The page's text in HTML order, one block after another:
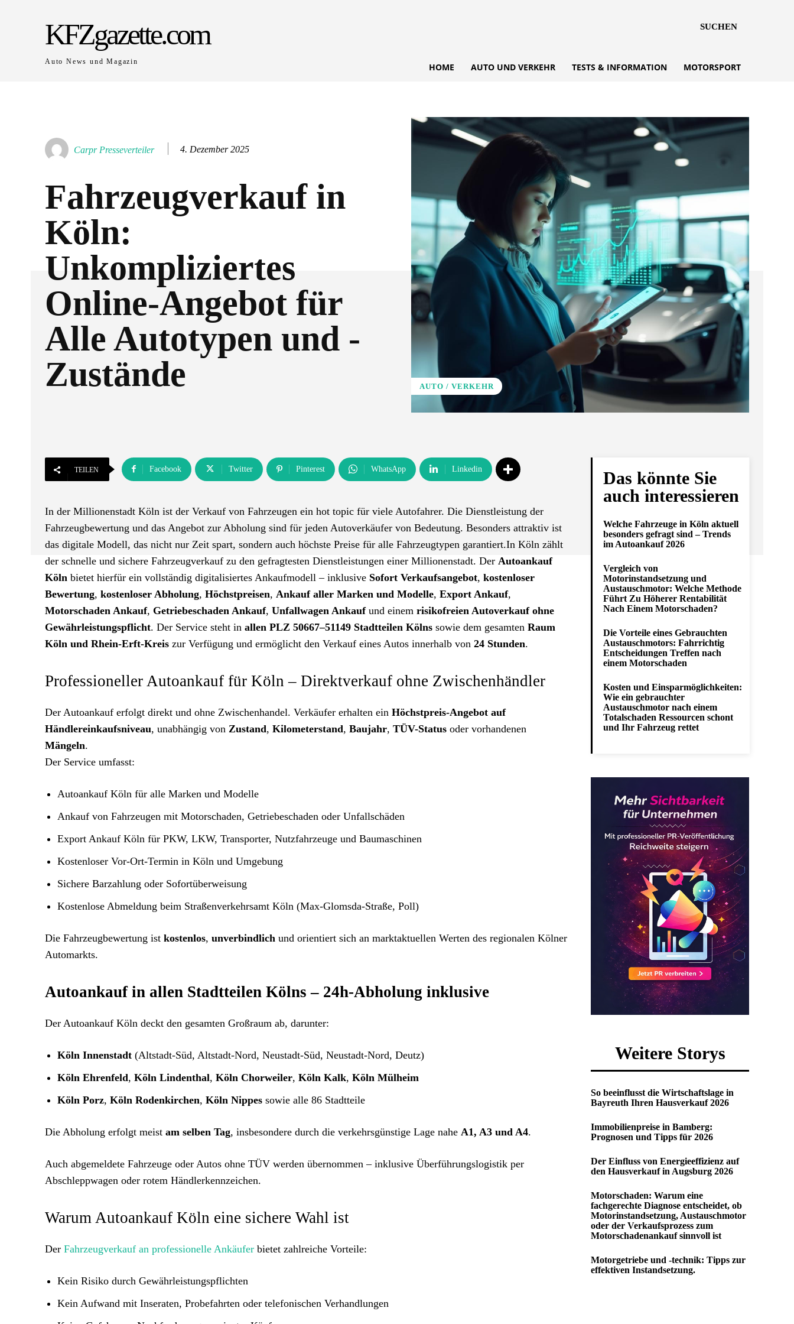
KFZgazette.com
Auto News und Magazin
SUCHEN
HOME AUTO UND VERKEHR TESTS & INFORMATION MOTORSPORT
Carpr Presseverteiler 4. Dezember 2025
Fahrzeugverkauf in
Köln:
Unkompliziertes
Online-Angebot für
Alle Autotypen und -
Zustände
AUTO / VERKEHR
TEILEN Facebook Twitter Pinterest WhatsApp Linkedin
In der Millionenstadt Köln ist der Verkauf von Fahrzeugen ein hot topic für viele Autofahrer. Die Dienstleistung der
Fahrzeugbewertung und das Angebot zur Abholung sind für jeden Autoverkäufer von Bedeutung. Besonders attraktiv ist
das digitale Modell, das nicht nur Zeit spart, sondern auch höchste Preise für alle Fahrzeugtypen garantiert.In Köln zählt
der schnelle und sichere Fahrzeugverkauf zu den gefragtesten Dienstleistungen einer Millionenstadt. Der Autoankauf
Köln bietet hierfür ein vollständig digitalisiertes Ankaufmodell – inklusive Sofort Verkaufsangebot, kostenloser
Bewertung, kostenloser Abholung, Höchstpreisen, Ankauf aller Marken und Modelle, Export Ankauf,
Motorschaden Ankauf, Getriebeschaden Ankauf, Unfallwagen Ankaufund einem risikofreien Autoverkauf ohne
Gewährleistungspflicht. Der Service steht in allen PLZ 50667–51149 Stadtteilen Kölns sowie dem gesamten Raum
Köln und Rhein-Erft-Kreis zur Verfügung und ermöglicht den Verkauf eines Autos innerhalb von 24 Stunden.
Professioneller Autoankauf für Köln – Direktverkauf ohne Zwischenhändler
Der Autoankauf erfolgt direkt und ohne Zwischenhandel. Verkäufer erhalten ein Höchstpreis-Angebot auf
Händlereinkaufsniveau, unabhängig von Zustand, Kilometerstand, Baujahr, TÜV-Status oder vorhandenen
Mängeln.
Der Service umfasst:
Autoankauf Köln für alle Marken und Modelle
Ankauf von Fahrzeugen mit Motorschaden, Getriebeschaden oder Unfallschäden
Export Ankauf Köln für PKW, LKW, Transporter, Nutzfahrzeuge und Baumaschinen
Kostenloser Vor-Ort-Termin in Köln und Umgebung
Sichere Barzahlung oder Sofortüberweisung
Kostenlose Abmeldung beim Straßenverkehrsamt Köln (Max-Glomsda-Straße, Poll)
Die Fahrzeugbewertung ist kostenlos, unverbindlich und orientiert sich an marktaktuellen Werten des regionalen Kölner
Automarkts.
Autoankauf in allen Stadtteilen Kölns – 24h-Abholung inklusive
Der Autoankauf Köln deckt den gesamten Großraum ab, darunter:
Köln Innenstadt (Altstadt-Süd, Altstadt-Nord, Neustadt-Süd, Neustadt-Nord, Deutz)
Köln Ehrenfeld, Köln Lindenthal, Köln Chorweiler, Köln Kalk, Köln Mülheim
Köln Porz, Köln Rodenkirchen, Köln Nippes sowie alle 86 Stadtteile
Die Abholung erfolgt meist am selben Tag, insbesondere durch die verkehrsgünstige Lage nahe A1, A3 und A4.
Auch abgemeldete Fahrzeuge oder Autos ohne TÜV werden übernommen – inklusive Überführungslogistik per
Abschleppwagen oder rotem Händlerkennzeichen.
Warum Autoankauf Köln eine sichere Wahl ist
Der Fahrzeugverkauf an professionelle Ankäufer bietet zahlreiche Vorteile:
Kein Risiko durch Gewährleistungspflichten
Kein Aufwand mit Inseraten, Probefahrten oder telefonischen Verhandlungen
Das könnte Sie
auch interessieren
Welche Fahrzeuge in Köln aktuell
besonders gefragt sind – Trends
im Autoankauf 2026
Vergleich von
Motorinstandsetzung und
Austauschmotor: Welche Methode
Führt Zu Höherer Rentabilität
Nach Einem Motorschaden?
Die Vorteile eines Gebrauchten
Austauschmotors: Fahrrichtig
Entscheidungen Treffen nach
einem Motorschaden
Kosten und Einsparmöglichkeiten:
Wie ein gebrauchter
Austauschmotor nach einem
Totalschaden Ressourcen schont
und Ihr Fahrzeug rettet
Weitere Storys
So beeinflusst die Wirtschaftslage in
Bayreuth Ihren Hausverkauf 2026
Immobilienpreise in Bamberg:
Prognosen und Tipps für 2026
Der Einfluss von Energieeffizienz auf
den Hausverkauf in Augsburg 2026
Motorschaden: Warum eine
fachgerechte Diagnose entscheidet, ob
Motorinstandsetzung, Austauschmotor
oder der Verkaufsprozess zum
Motorschadenankauf sinnvoll ist
Motorgetriebe und -technik: Tipps zur
effektiven Instandsetzung.